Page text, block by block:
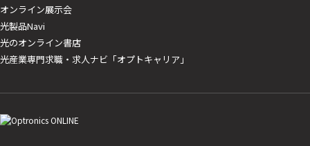
オンライン展示会
光製品Navi
光のオンライン書店
光産業専門求職・求人ナビ「オプトキャリア」